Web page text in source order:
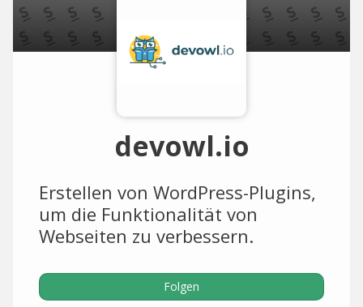
devowl.io
Erstellen von WordPress-Plugins,
um die Funktionalität von
Webseiten zu verbessern.
Folgen